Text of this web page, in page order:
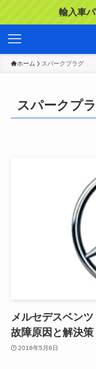
輸入車
ホーム スパークプラグ
スパークプ
メルセデスベン
故障原因と解決策
2016年5月6日